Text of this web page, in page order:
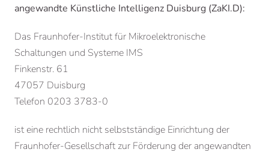
angewandte Künstliche Intelligenz Duisburg (ZaKI.D):
Das Fraunhofer-Institut für Mikroelektronische
Schaltungen und Systeme IMS
Finkenstr. 61
47057 Duisburg
Telefon 0203 3783-0
ist eine rechtlich nicht selbstständige Einrichtung der
Fraunhofer-Gesellschaftzur Förderung der angewandten